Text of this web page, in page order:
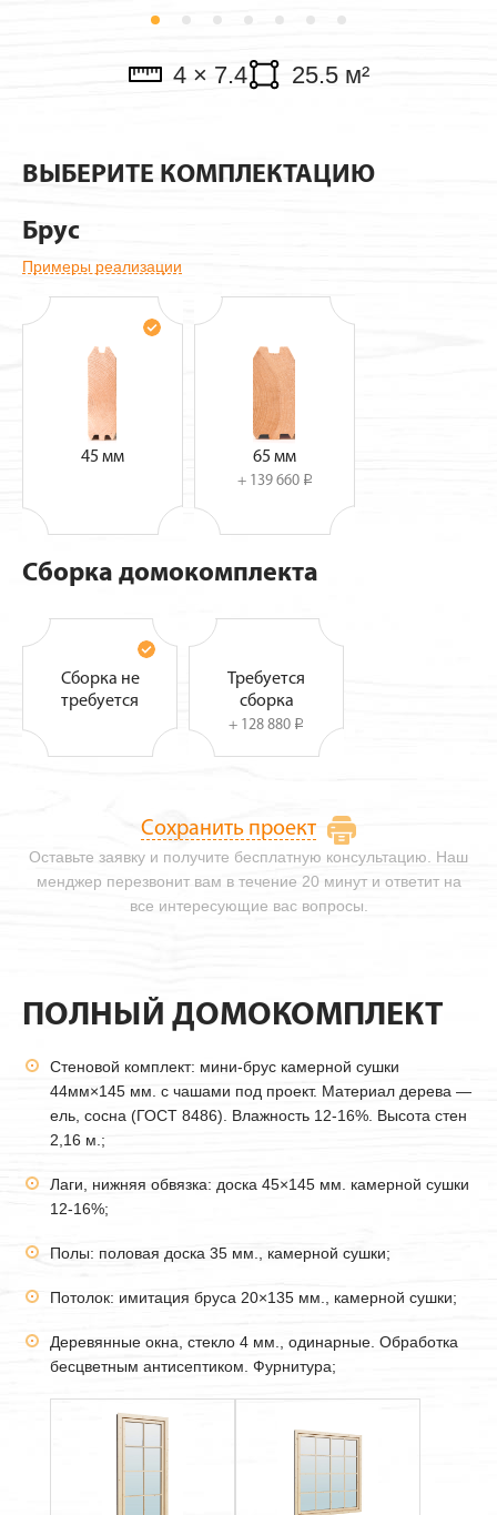
4 × 7.4 25.5 м²
ВЫБЕРИТЕ КОМПЛЕКТАЦИЮ
Брус
Примеры реализации
45 мм 65 мм
+ 139 660 i
Сборка домокомплекта
Сборка не
требуется
Требуется
сборка
+ 128 880 i
Оставьте заявку и получите бесплатную консультацию. Наш
менджер перезвонит вам в течение 20 минут и ответит на
все интересующие вас вопросы.
Сохранить проект
ПОЛНЫЙ ДОМОКОМПЛЕКТ
Стеновой комплект: мини-брус камерной сушки
44мм×145 мм. с чашами под проект. Материал дерева —
ель, сосна (ГОСТ 8486). Влажность 12-16%. Высота стен
2,16 м.;
Лаги, нижняя обвязка: доска 45×145 мм. камерной сушки
12-16%;
Полы: половая доска 35 мм., камерной сушки;
Потолок: имитация бруса 20×135 мм., камерной сушки;
Деревянные окна, стекло 4 мм., одинарные. Обработка
бесцветным антисептиком. Фурнитура;